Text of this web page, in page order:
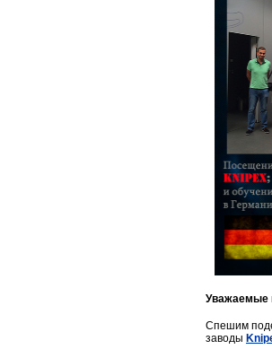
Уважаемые
Спешим
заводы